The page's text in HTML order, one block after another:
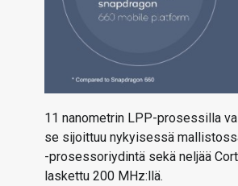
11 nanometrin LPP-prosessilla
se sijoittuu nykyisessä
-prosessoriydintä sekä neljää
laskettu 200 MHz:llä.